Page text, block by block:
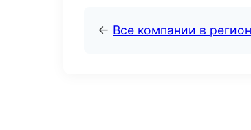
← Все компании в